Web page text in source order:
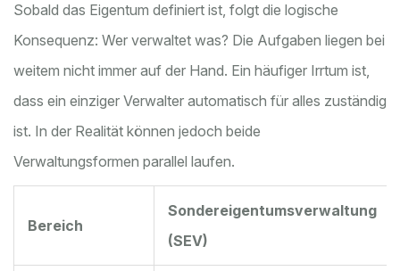
Sobald das Eigentum definiert ist, folgt die logische
Konsequenz: Wer verwaltet was? Die Aufgaben liegen bei
weitem nicht immer auf der Hand. Ein häufiger Irrtum ist,
dass ein einziger Verwalter automatisch für alles zuständig
ist. In der Realität können jedoch beide
Verwaltungsformen parallel laufen.
Bereich
Sondereigentumsverwaltung
(SEV)